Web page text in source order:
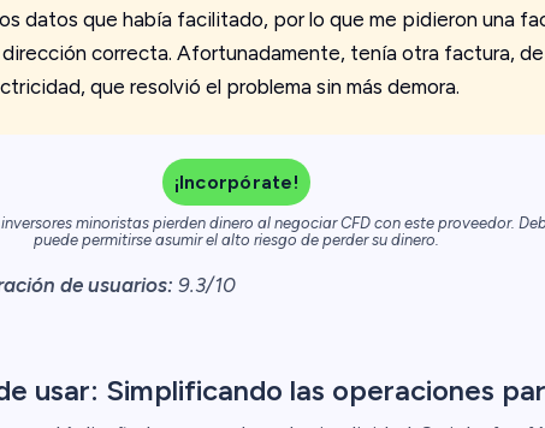
datos que había facilitado, por lo que me pidieron una
correcta. Afortunadamente, tenía otra factura,
que resolvió el problema sin más demora.
¡Incorpórate!
minoristas pierden dinero al negociar CFD con este proveedor.
puede permitirse asumir el alto riesgo de perder su dinero.
de usuarios: 9.3/10
usar: Simplificando las operaciones